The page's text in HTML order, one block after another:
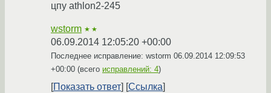
цпу athlon2-245
wstorm ★★
06.09.2014 12:05:20 +00:00
Последнее исправление: wstorm 06.09.2014 12:09:53
+00:00 (всего исправлений: 4)
Показать ответ Ссылка